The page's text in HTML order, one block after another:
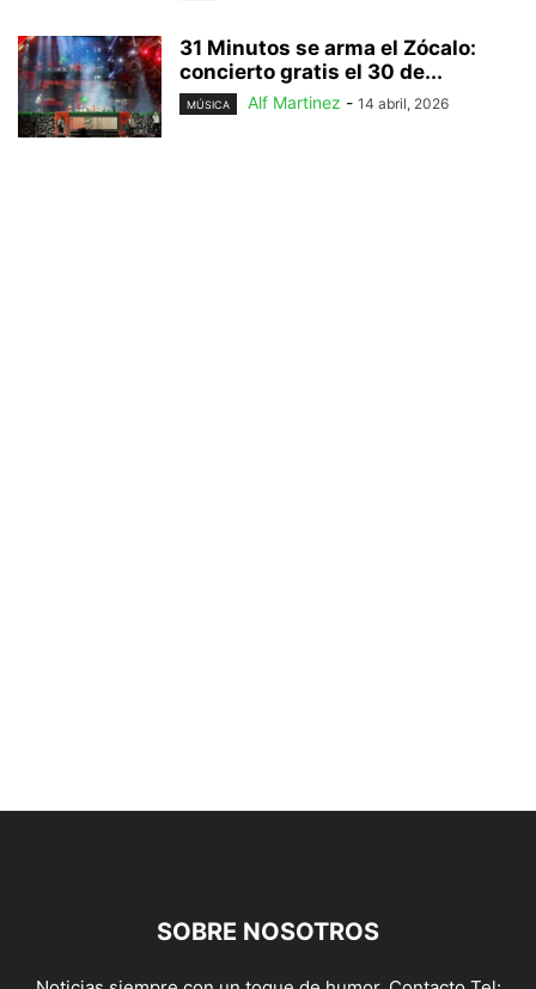
31 Minutos se arma el Zócalo:
concierto gratis el 30 de...
MÚSICA Alf Martinez - 14 abril, 2026
SOBRE NOSOTROS